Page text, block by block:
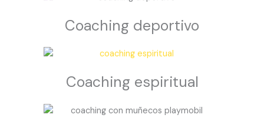
Coaching deportivo
Coaching espiritual